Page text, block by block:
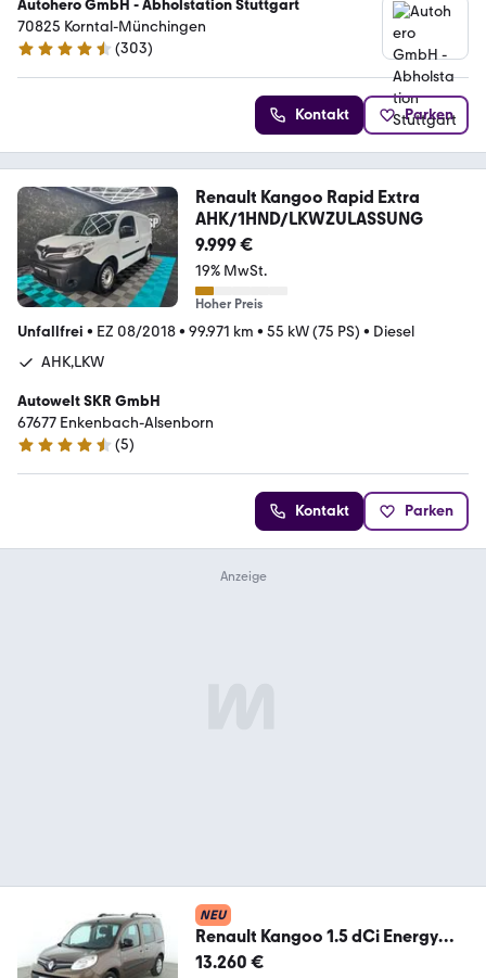
Autohero GmbH - Abholstation Stuttgart
70825 Korntal-Münchingen
4.4 Sterne
(303)
Kontakt Parken
Renault Kangoo Rapid Extra
AHK/1HND/LKWZULASSUNG
9.999 €
19% MwSt.
Hoher Preis
Unfallfrei • EZ 08/2018• 99.971 km • 55 kW (75 PS) • Diesel
AHK,LKW
Autowelt SKR GmbH
67677 Enkenbach-Alsenborn
4.7 Sterne
(5)
Kontakt Parken
NEU
Renault Kangoo 1.5 dCi Energy
Limited*PDC*KLIMA*TEMPO*
13.260 €